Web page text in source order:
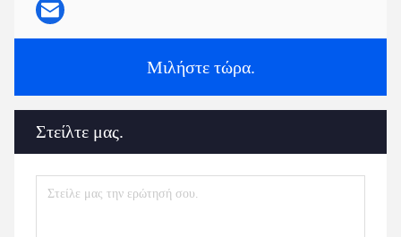
Μιλήστε τώρα.
Στείλτε μας.